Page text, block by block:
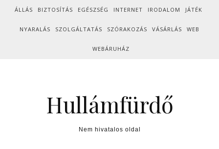
Skip to content
ÁLLÁS BIZTOSÍTÁS EGÉSZSÉG INTERNET IRODALOM JÁTÉK
NYARALÁS SZOLGÁLTATÁS SZÓRAKOZÁS VÁSÁRLÁS WEB
WEBÁRUHÁZ
Hullámfürdő
Nem hivatalos oldal